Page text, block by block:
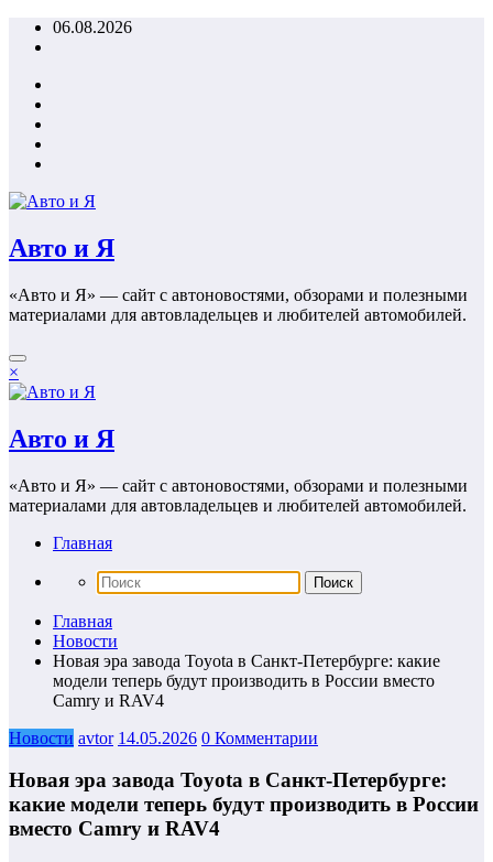
Перейти06.08.2026
Авто и Я
«Авто и Я» — сайт с автоновостями, обзорами и полезными
материалами для автовладельцев и любителей автомобилей.
×
Авто и Я
«Авто и Я» — сайт с автоновостями, обзорами и полезными
материалами для автовладельцев и любителей автомобилей.
Главная
Главная
Новости
Новая эра завода Toyota в Санкт-Петербурге: какие
модели теперь будут производить в России вместо
Camry и RAV4
Новости avtor 14.05.2026 0 Комментарии
Новая эра завода Toyota в Санкт-Петербурге:
какие модели теперь будут производить в России
вместо Camry и RAV4